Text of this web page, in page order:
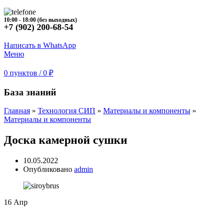
10:00 - 18:00 (без выходных)
+7 (902) 200-68-54
Написать в WhatsApp
Меню
0 пунктов / 0 ₽
База знаний
Главная » Технология СИП » Материалы и компоненты »
Материалы и компоненты
Доска камерной сушки
10.05.2022
Опубликовано admin
16 Апр